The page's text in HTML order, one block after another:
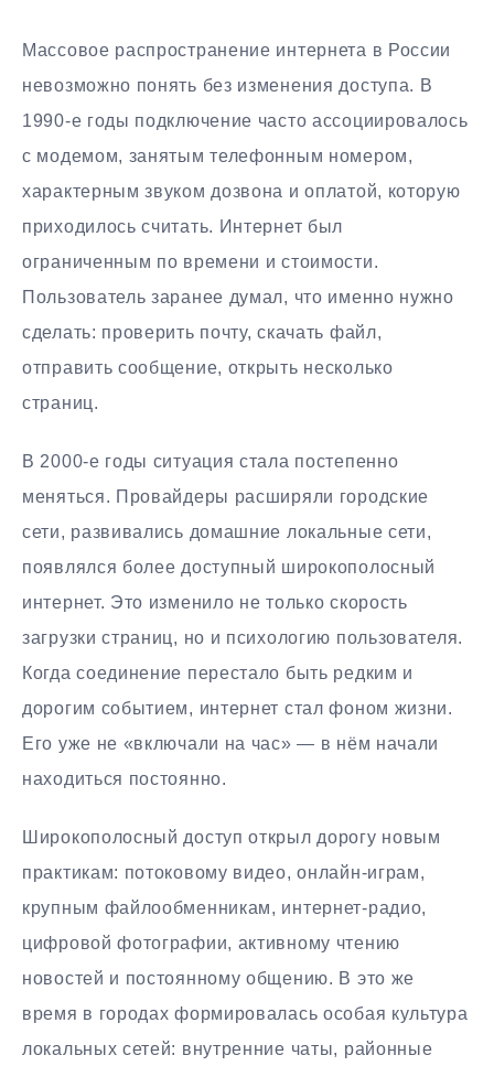
Массовое распространение интернета в России
невозможно понять без изменения доступа. В
1990-е годы подключение часто ассоциировалось
с модемом, занятым телефонным номером,
характерным звуком дозвона и оплатой, которую
приходилось считать. Интернет был
ограниченным по времени и стоимости.
Пользователь заранее думал, что именно нужно
сделать: проверить почту, скачать файл,
отправить сообщение, открыть несколько
страниц.
В 2000-е годы ситуация стала постепенно
меняться. Провайдеры расширяли городские
сети, развивались домашние локальные сети,
появлялся более доступный широкополосный
интернет. Это изменило не только скорость
загрузки страниц, но и психологию пользователя.
Когда соединение перестало быть редким и
дорогим событием, интернет стал фоном жизни.
Его уже не «включали на час» — в нём начали
находиться постоянно.
Широкополосный доступ открыл дорогу новым
практикам: потоковому видео, онлайн-играм,
крупным файлообменникам, интернет-радио,
цифровой фотографии, активному чтению
новостей и постоянному общению. В это же
время в городах формировалась особая культура
локальных сетей: внутренние чаты, районные